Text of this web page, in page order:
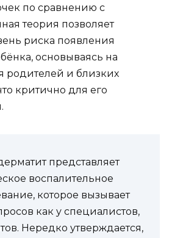
по сравнению с
теория позволяет
риска появления
основываясь на
родителей и близких
критично для его
представляет
воспалительное
которое вызывает
как у специалистов,
Нередко утверждается,